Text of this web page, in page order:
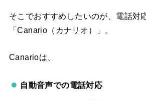
そこでおすすめしたいのが、電話対
「Canario（カナリオ）」。
Canarioは、
自動音声での電話対応